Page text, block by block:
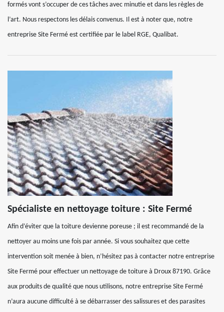
formés vont s’occuper de ces tâches avec minutie et dans les règles de
l’art. Nous respectons les délais convenus. Il est à noter que, notre
entreprise Site Fermé est certifiée par le label RGE, Qualibat.
Spécialiste en nettoyage toiture : Site Fermé
Afin d’éviter que la toiture devienne poreuse ; il est recommandé de la
nettoyer au moins une fois par année. Si vous souhaitez que cette
intervention soit menée à bien, n’hésitez pas à contacter notre entreprise
Site Fermé pour effectuer un nettoyage de toiture à Droux 87190. Grâce
aux produits de qualité que nous utilisons, notre entreprise Site Fermé
n’aura aucune difficulté à se débarrasser des salissures et des parasites